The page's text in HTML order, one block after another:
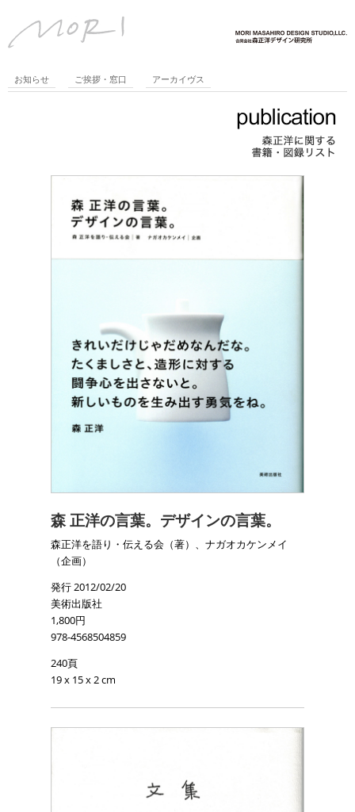
お知らせ ご挨拶・窓口 アーカイヴス
森 正洋の言葉。デザインの言葉。
森正洋を語り・伝える会（著）、ナガオカケンメイ
（企画）
発行 2012/02/20
美術出版社
1,800円
978-4568504859
240頁
19 x 15 x 2 cm